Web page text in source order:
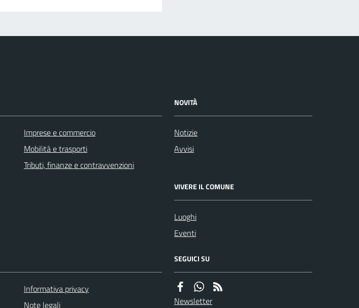
Imprese e commercio
Mobilità e trasporti
Tributi, finanze e contravvenzioni
NOVITÀ
Notizie
Avvisi
VIVERE IL COMUNE
Luoghi
Eventi
Informativa privacy
Note legali
SEGUICI SU
Newsletter